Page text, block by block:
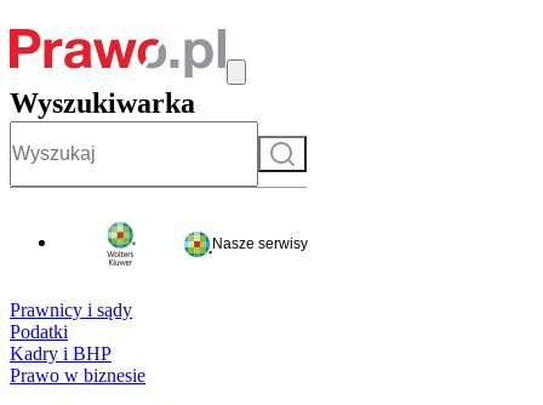
Wyszukiwarka
Szukaj
Nasze serwisy
Prawnicy i sądy
Podatki
Kadry i BHP
Prawo w biznesie